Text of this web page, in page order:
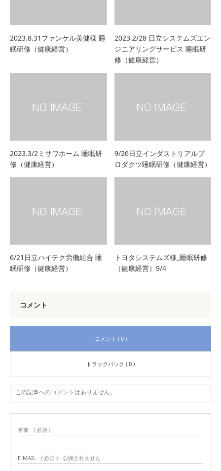
2023.8.31ファンケル美健様 睡
眠研修（健康経営）
2023.2/28 日立システムズエン
ジニアリングサービス 睡眠研
修（健康経営）
2023.3/2ミサワホーム 睡眠研
修（健康経営）
9/26日立インダストリアルプ
ロダクツ睡眠研修（健康経営）
6/21日立ハイテク労働組合 睡
眠研修（健康経営）
トヨタシステムズ様_睡眠研修
（健康経営）9/4
コメント
コメント ( 0 )
トラックバック ( 0 )
この記事へのコメントはありません。
名前 ( 必須 )
E-MAIL ( 必須 ) - 公開されません -